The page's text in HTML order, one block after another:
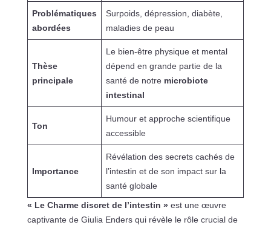
Problématiques
abordées
Surpoids, dépression, diabète,
maladies de peau
Thèse
principale
Le bien-être physique et mental
dépend en grande partie de la
santé de notre microbiote
intestinal
Ton
Humour et approche scientifique
accessible
Importance
Révélation des secrets cachés de
l’intestin et de son impact sur la
santé globale
« Le Charme discret de l’intestin »est une œuvre
captivante de Giulia Enders qui révèle le rôle crucial de